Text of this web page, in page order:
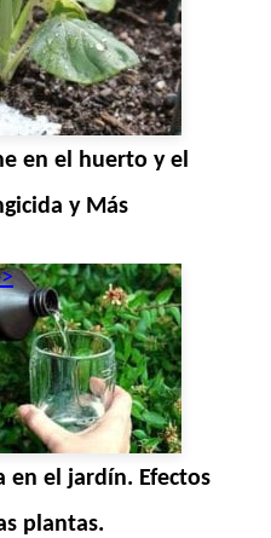
en el huerto y el
y Más
en el jardín. Efectos
plantas.